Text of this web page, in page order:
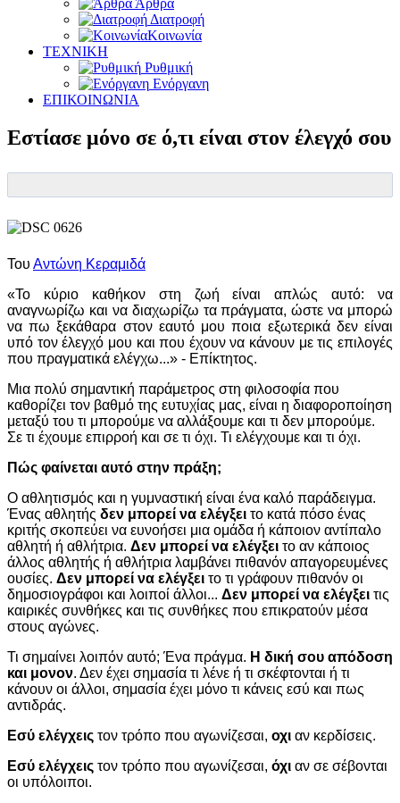
Άρθρα
Διατροφή
Κοινωνία
ΤΕΧΝΙΚΗ
Ρυθμική
Ενόργανη
ΕΠΙΚΟΙΝΩΝΙΑ
Εστίασε μόνο σε ό,τι είναι στον έλεγχό σου
Του Αντώνη Κεραμιδά
«Το κύριο καθήκον στη ζωή είναι απλώς αυτό: να
αναγνωρίζω και να διαχωρίζω τα πράγματα, ώστε να μπορώ
να πω ξεκάθαρα στον εαυτό μου ποια εξωτερικά δεν είναι
υπό τον έλεγχό μου και που έχουν να κάνουν με τις επιλογές
που πραγματικά ελέγχω...» - Επίκτητος.
Μια πολύ σημαντική παράμετρος στη φιλοσοφία που
καθορίζει τον βαθμό της ευτυχίας μας, είναι η διαφοροποίηση
μεταξύ του τι μπορούμε να αλλάξουμε και τι δεν μπορούμε.
Σε τι έχουμε επιρροή και σε τι όχι. Τι ελέγχουμε και τι όχι.
Πώς φαίνεται αυτό στην πράξη;
Ο αθλητισμός και η γυμναστική είναι ένα καλό παράδειγμα.
Ένας αθλητής δεν μπορεί να ελέγξει το κατά πόσο ένας
κριτής σκοπεύει να ευνοήσει μια ομάδα ή κάποιον αντίπαλο
αθλητή ή αθλήτρια. Δεν μπορεί να ελέγξει το αν κάποιος
άλλος αθλητής ή αθλήτρια λαμβάνει πιθανόν απαγορευμένες
ουσίες. Δεν μπορεί να ελέγξει το τι γράφουν πιθανόν οι
δημοσιογράφοι και λοιποί άλλοι... Δεν μπορεί να ελέγξει τις
καιρικές συνθήκες και τις συνθήκες που επικρατούν μέσα
στους αγώνες.
Τι σημαίνει λοιπόν αυτό; Ένα πράγμα. Η δική σου απόδοση
και μονον. Δεν έχει σημασία τι λένε ή τι σκέφτονται ή τι
κάνουν οι άλλοι, σημασία έχει μόνο τι κάνεις εσύ και πως
αντιδράς.
Εσύ ελέγχεις τον τρόπο που αγωνίζεσαι, οχι αν κερδίσεις.
Εσύ ελέγχεις τον τρόπο που αγωνίζεσαι, όχι αν σε σέβονται
οι υπόλοιποι.